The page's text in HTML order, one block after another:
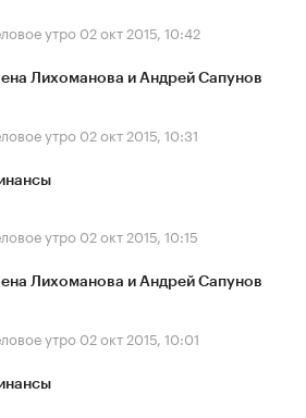
утро02 окт 2015, 10:42
Лихоманова и Андрей Сапунов
утро02 окт 2015, 10:31
утро02 окт 2015, 10:15
Лихоманова и Андрей Сапунов
утро02 окт 2015, 10:01